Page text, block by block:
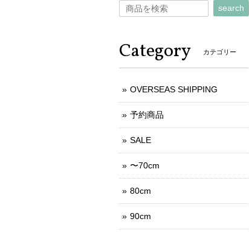
search
Category カテゴリー
OVERSEAS SHIPPING
予約商品
SALE
〜70cm
80cm
90cm